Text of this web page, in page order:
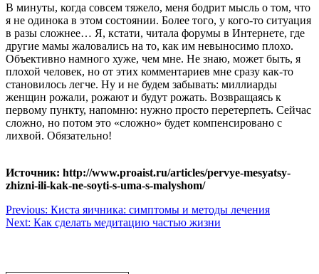
В минуты, когда совсем тяжело, меня бодрит мысль о том, что
я не одинока в этом состоянии. Более того, у кого-то ситуация
в разы сложнее… Я, кстати, читала форумы в Интернете, где
другие мамы жаловались на то, как им невыносимо плохо.
Объективно намного хуже, чем мне. Не знаю, может быть, я
плохой человек, но от этих комментариев мне сразу как-то
становилось легче. Ну и не будем забывать: миллиарды
женщин рожали, рожают и будут рожать. Возвращаясь к
первому пункту, напомню: нужно просто перетерпеть. Сейчас
сложно, но потом это «сложно» будет компенсировано с
лихвой. Обязательно!
Источник: http://www.proaist.ru/articles/pervye-mesyatsy-
zhizni-ili-kak-ne-soyti-s-uma-s-malyshom/
Навигация
по
Previous: Киста яичника: симптомы и методы лечения
Next: Как сделать медитацию частью жизни